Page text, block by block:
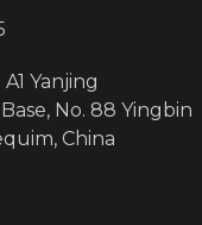
Yanjing
No. 88 Yingbin
China